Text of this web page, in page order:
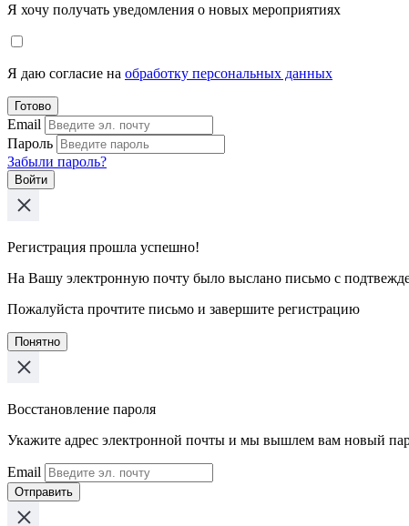
Я хочу получать уведомления о новых мероприятиях
Я даю согласие на обработку персональных данных
Готово
Email
Пароль
Забыли пароль?
Войти
Регистрация прошла успешно!
На Вашу электронную почту было выслано письмо с
Пожалуйста прочтите письмо и завершите регистрацию
Понятно
Восстановление пароля
Укажите адрес электронной почты и мы вышлем вам новый
Email
Отправить